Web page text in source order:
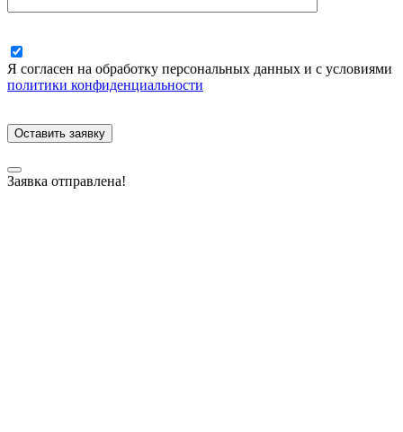
Я согласен на обработку персональных данных и с условиями
политики конфиденциальности
Заявка отправлена!